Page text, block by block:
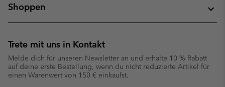
Shoppen
Trete mit uns in Kontakt
Melde dich für unseren Newsletter an und erhalte 10 % Rabatt
auf deine erste Bestellung, wenn du nicht reduzierte Artikel für
einen Warenwert von 150 € einkaufst.